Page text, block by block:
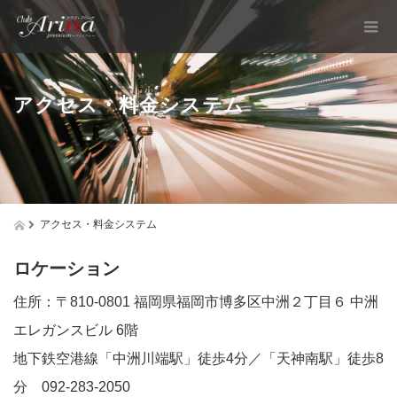
アクセス・料金システム
アクセス・料金システム
ロケーション
住所：〒810-0801 福岡県福岡市博多区中洲２丁目６ 中洲
エレガンスビル 6階
地下鉄空港線「中洲川端駅」徒歩4分／「天神南駅」徒歩8
分 092-283-2050